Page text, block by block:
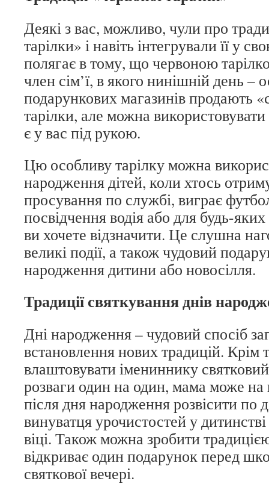
Деякі з вас, можливо, чули про
тарілки» і навіть інтегрували її у
полягає в тому, що червоною
член сім’ї, в якого нинішній день –
подарункових магазинів продають
тарілки, але можна
є у вас під рукою.
Цю особливу тарілку можна
народження дітей, коли хтось
просування по службі, виграє
посвідчення водія або для будь-
ви хочете відзначити. Це слушна
великі події, а також чудовий
народження дитини або новосілля.
Традиції святкування днів
Дні народження – чудовий спосіб
встановлення нових традицій. Крім
влаштовувати імениннику
розваги один на один, мама може на
після дня народження розвісити по
винуватця урочистостей у
віці. Також можна зробити
відкриває один подарунок перед
святкової вечері.